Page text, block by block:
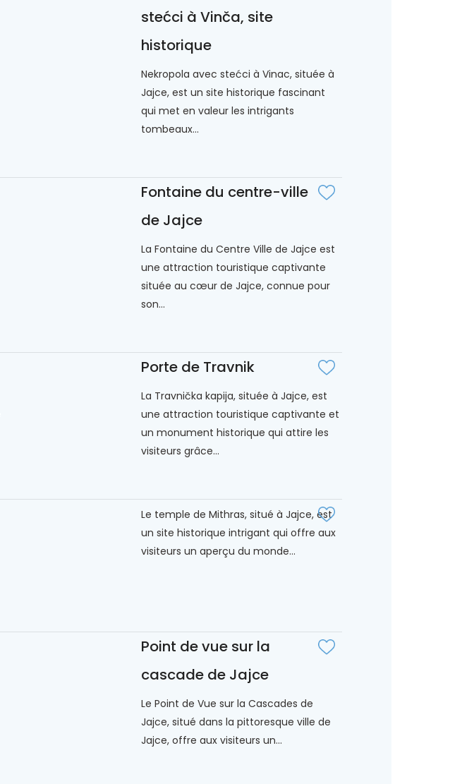
stećci à Vinča, site
historique
Nekropola avec stećci à Vinac, située à
Jajce, est un site historique fascinant
qui met en valeur les intrigants
tombeaux...
Fontaine du centre-ville
de Jajce
La Fontaine du Centre Ville de Jajce est
une attraction touristique captivante
située au cœur de Jajce, connue pour
son...
Porte de Travnik
La Travnička kapija, située à Jajce, est
une attraction touristique captivante et
un monument historique qui attire les
visiteurs grâce...
Le temple de Mithras, situé à Jajce, est
un site historique intrigant qui offre aux
visiteurs un aperçu du monde...
Point de vue sur la
cascade de Jajce
Le Point de Vue sur la Cascades de
Jajce, situé dans la pittoresque ville de
Jajce, offre aux visiteurs un...